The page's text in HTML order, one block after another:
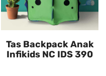
Tas Backpack Anak
Infikids NC IDS 390